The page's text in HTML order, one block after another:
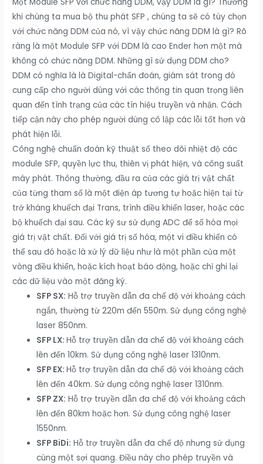
khi chúng ta mua bộ thu phát SFP , chúng ta sẽ có tùy chọn
với chức năng DDM của nó, vì vậy chức năng DDM là gì? Rõ
ràng là một Module SFP với DDM là cao Ender hơn một mà
không có chức năng DDM. Những gì sử dụng DDM cho?
DDM có nghĩa là là Digital-chẩn đoán, giám sát trong đó
cung cấp cho người dùng với các thông tin quan trọng liên
quan đến tình trạng của các tín hiệu truyền và nhận. Cách
tiếp cận này cho phép người dùng cô lập các lỗi tốt hơn và
phát hiện lỗi.
Công nghệ chuẩn đoán kỹ thuật số theo dõi nhiệt độ các
module SFP, quyền lực thu, thiên vị phát hiện, và công suất
máy phát. Thông thường, đầu ra của các giá trị vật chất
của từng tham số là một điện áp tương tự hoặc hiện tại từ
trở kháng khuếch đại Trans, trình điều khiển laser, hoặc các
bộ khuếch đại sau. Các kỹ sư sử dụng ADC để số hóa mọi
giá trị vật chất. Đối với giá trị số hóa, một vi điều khiển có
thể sau đó hoặc là xử lý dữ liệu như là một phần của một
vòng điều khiển, hoặc kích hoạt báo động, hoặc chỉ ghi lại
các dữ liệu vào một đăng ký.
SFP SX: Hỗ trợ truyền dẫn đa chế độ với khoảng cách
ngắn, thường từ 220m đến 550m. Sử dụng công nghệ
laser 850nm.
SFP LX:Hỗ trợ truyền dẫn đa chế độ với khoảng cách
lên đến 10km. Sử dụng công nghệ laser 1310nm.
SFP EX:Hỗ trợ truyền dẫn đa chế độ với khoảng cách
lên đến 40km. Sử dụng công nghệ laser 1310nm.
SFP ZX: Hỗ trợ truyền dẫn đa chế độ với khoảng cách
lên đến 80km hoặc hơn. Sử dụng công nghệ laser
1550nm.
SFP BiDi: Hỗ trợ truyền dẫn đa chế độ nhưng sử dụng
cùng một sợi quang. Điều này cho phép truyền và